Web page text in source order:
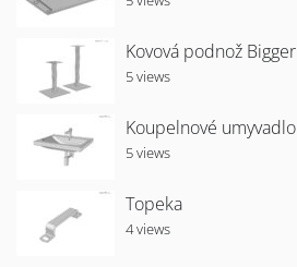
Kovová podnož Bigger
5 views
Koupelnové umyvadlo
5 views
Topeka
4 views